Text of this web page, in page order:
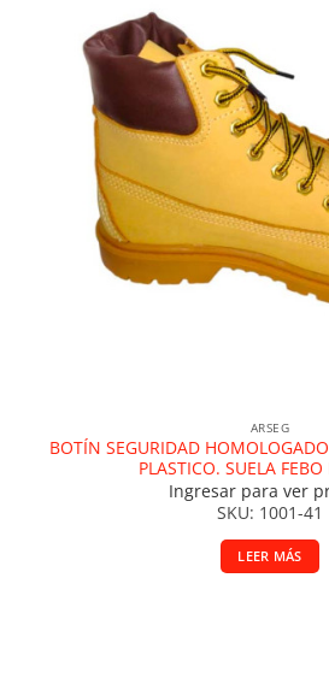
ARSEG
BOTÍN SEGURIDAD
PLASTICO. SUELA
Ingresar para ver
SKU: 1001-41
LEER MÁS